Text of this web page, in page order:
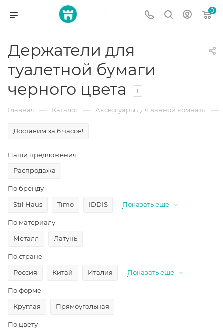
0
Держатели для
туалетной бумаги
черного цвета
1
Главная — Каталог — Аксессуары для ванной комнаты —
Доставим за 6 часов!
Наши предложения
Распродажа
По бренду
Stil Haus
Timo IDDIS Показать еще
По материалу
Металл
Латунь
По стране
Россия
Китай Италия Показать еще
По форме
Круглая
Прямоугольная
По цвету